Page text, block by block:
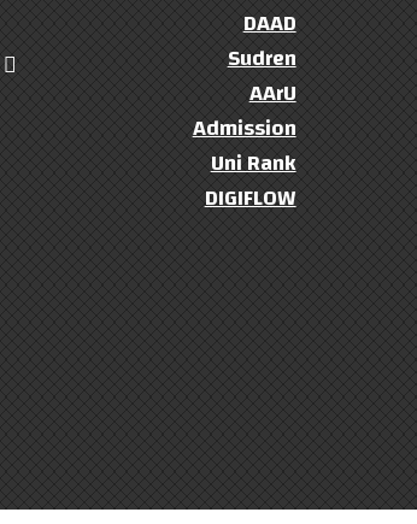
DAAD
Sudren
AArU
Admission
Uni Rank
DIGIFLOW